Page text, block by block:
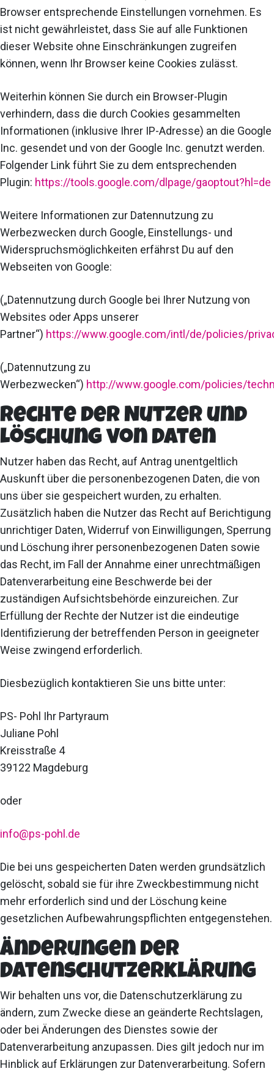
Browser entsprechende Einstellungen vornehmen. Es
ist nicht gewährleistet, dass Sie auf alle Funktionen
dieser Website ohne Einschränkungen zugreifen
können, wenn Ihr Browser keine Cookies zulässt.
Weiterhin können Sie durch ein Browser-Plugin
verhindern, dass die durch Cookies gesammelten
Informationen (inklusive Ihrer IP-Adresse) an die Google
Inc. gesendet und von der Google Inc. genutzt werden.
Folgender Link führt Sie zu dem entsprechenden
Plugin: https://tools.google.com/dlpage/gaoptout?hl=de
Weitere Informationen zur Datennutzung zu
Werbezwecken durch Google, Einstellungs- und
Widerspruchsmöglichkeiten erfährst Du auf den
Webseiten von Google:
(„Datennutzung durch Google bei Ihrer Nutzung von
Websites oder Apps unserer
Partner“) https://www.google.com/intl/de/policies/
(„Datennutzung zu
Werbezwecken“) http://www.google.com/policies/
Rechte der Nutzer und
Löschung von Daten
Nutzer haben das Recht, auf Antrag unentgeltlich
Auskunft über die personenbezogenen Daten, die von
uns über sie gespeichert wurden, zu erhalten.
Zusätzlich haben die Nutzer das Recht auf Berichtigung
unrichtiger Daten, Widerruf von Einwilligungen, Sperrung
und Löschung ihrer personenbezogenen Daten sowie
das Recht, im Fall der Annahme einer unrechtmäßigen
Datenverarbeitung eine Beschwerde bei der
zuständigen Aufsichtsbehörde einzureichen. Zur
Erfüllung der Rechte der Nutzer ist die eindeutige
Identifizierung der betreffenden Person in geeigneter
Weise zwingend erforderlich.
Diesbezüglich kontaktieren Sie uns bitte unter:
PS- Pohl Ihr Partyraum
Juliane Pohl
Kreisstraße 4
39122 Magdeburg
oder
info@ps-pohl.de
Die bei uns gespeicherten Daten werden grundsätzlich
gelöscht, sobald sie für ihre Zweckbestimmung nicht
mehr erforderlich sind und der Löschung keine
gesetzlichen Aufbewahrungspflichten entgegenstehen.
Änderungen der
Datenschutzerklärung
Wir behalten uns vor, die Datenschutzerklärung zu
ändern, zum Zwecke diese an geänderte Rechtslagen,
oder bei Änderungen des Dienstes sowie der
Datenverarbeitung anzupassen. Dies gilt jedoch nur im
Hinblick auf Erklärungen zur Datenverarbeitung. Sofern